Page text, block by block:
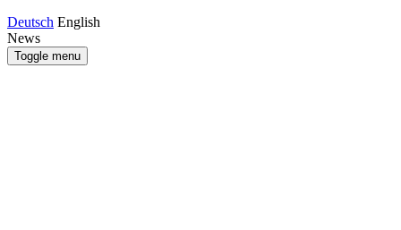
Deutsch English
News
Toggle menu